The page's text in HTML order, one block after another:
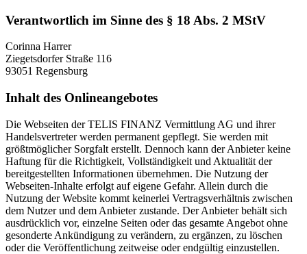
Verantwortlich im Sinne des § 18 Abs. 2 MStV
Corinna Harrer
Ziegetsdorfer Straße 116
93051 Regensburg
Inhalt des Onlineangebotes
Die Webseiten der TELIS FINANZ Vermittlung AG und ihrer
Handelsvertreter werden permanent gepflegt. Sie werden mit
größtmöglicher Sorgfalt erstellt. Dennoch kann der Anbieter keine
Haftung für die Richtigkeit, Vollständigkeit und Aktualität der
bereitgestellten Informationen übernehmen. Die Nutzung der
Webseiten-Inhalte erfolgt auf eigene Gefahr. Allein durch die
Nutzung der Website kommt keinerlei Vertragsverhältnis zwischen
dem Nutzer und dem Anbieter zustande. Der Anbieter behält sich
ausdrücklich vor, einzelne Seiten oder das gesamte Angebot ohne
gesonderte Ankündigung zu verändern, zu ergänzen, zu löschen
oder die Veröffentlichung zeitweise oder endgültig einzustellen.